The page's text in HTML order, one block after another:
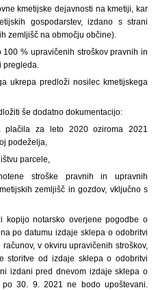
kmetijske dejavnosti na kmetiji, kar
gospodarstev, izdano s strani
zemljišč na območju občine).
% upravičenih stroškov pravnih in
pregleda.
ukrepa predloži nosilec kmetijskega
še dodatno dokumentacijo:
plačila za leto 2020 oziroma 2021
podeželja,
parcele,
stroške pravnih in upravnih
zemljišč in gozdov, vključno s
kopijo notarsko overjene pogodbe o
po datumu izdaje sklepa o odobritvi
v okviru upravičenih stroškov,
storitve od izdaje sklepa o odobritvi
izdani pred dnevom izdaje sklepa o
30. 9. 2021 ne bodo upoštevani.